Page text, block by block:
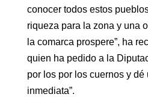
conocer todos estos
riqueza para la zona y una
la comarca prospere”, ha
quien ha pedido a la
por los por los cuernos y dé
inmediata”.